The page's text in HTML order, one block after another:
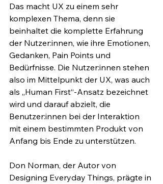
Das macht UX zu einem sehr
komplexen Thema, denn sie
beinhaltet die komplette Erfahrung
der Nutzer:innen, wie ihre Emotionen,
Gedanken, Pain Points und
Bedürfnisse. Die Nutzer:innen stehen
also im Mittelpunkt der UX, was auch
als „Human First“-Ansatz bezeichnet
wird und darauf abzielt, die
Benutzer:innen bei der Interaktion
mit einem bestimmten Produkt von
Anfang bis Ende zu unterstützen.
Don Norman, der Autor von
Designing Everyday Things, prägte in